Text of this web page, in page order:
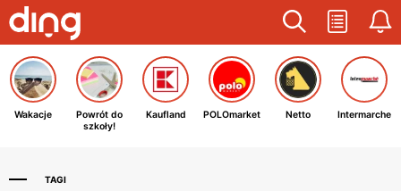
Wakacje
Powrót do
szkoły!
Kaufland POLOmarket Netto Intermarche
TAGI